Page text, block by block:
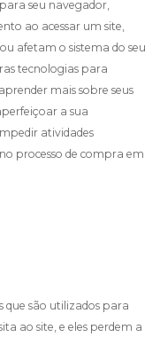
seu navegador,
ao acessar um site,
afetam o sistema do seu
tecnologias para
mais sobre seus
a sua
atividades
processo de compra em
que são utilizados para
ao site, e eles perdem a